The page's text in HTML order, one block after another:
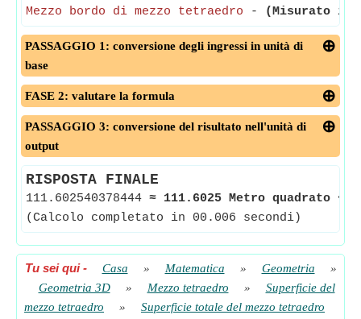
Mezzo bordo di mezzo tetraedro - (Misurato in
PASSAGGIO 1: conversione degli ingressi in unità di
base
FASE 2: valutare la formula
PASSAGGIO 3: conversione del risultato nell'unità di
output
RISPOSTA FINALE
111.602540378444 ≈ 111.6025 Metro quadrato
(Calcolo completato in 00.006 secondi)
Tu sei qui- Casa » Matematica » Geometria
»
Geometria 3D
» Mezzo tetraedro »
Superficie del
mezzo tetraedro
»
Superficie totale del mezzo tetraedro